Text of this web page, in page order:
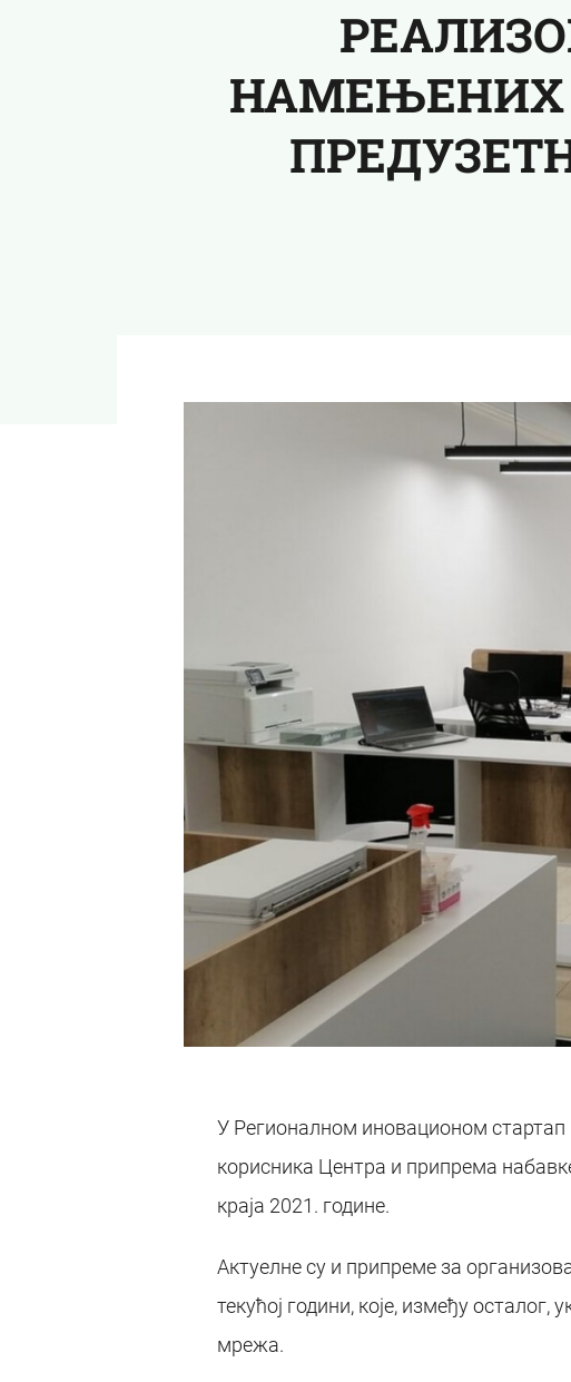
НАМЕЊЕНИХ
У Регионалном иновационом стартап
корисника Центра и припрема
краја 2021. године.
Актуелне су и припреме за
текућој години, које, између
мрежа.